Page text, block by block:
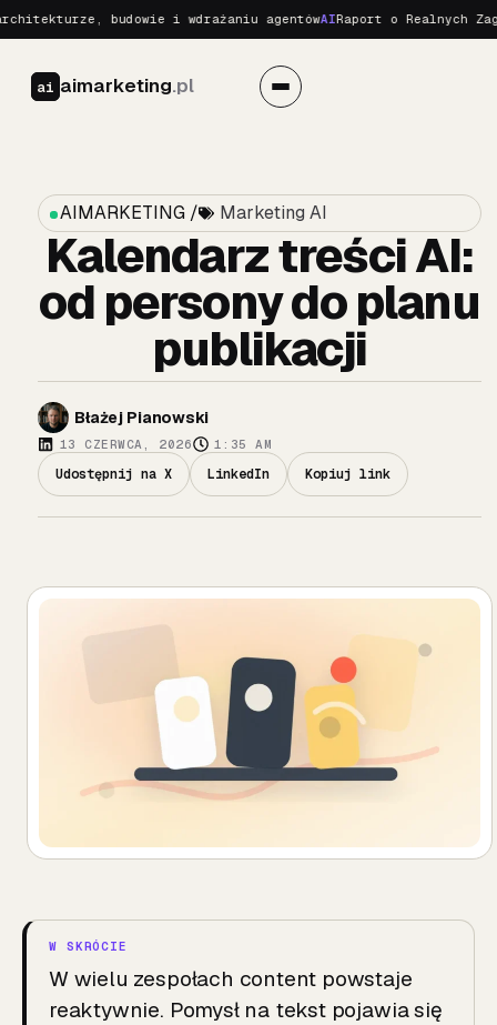
budowie i wdrażaniu agentówAIRaport o Realnych
ai aimarketing.pl
AIMARKETING / Marketing AI
Kalendarz treści AI:
od persony do planu
publikacji
Błażej Pianowski
13 CZERWCA, 2026 1:35 AM
Udostępnij na X LinkedIn Kopiuj link
W wielu zespołach content powstaje
reaktywnie. Pomysł na tekst pojawia się